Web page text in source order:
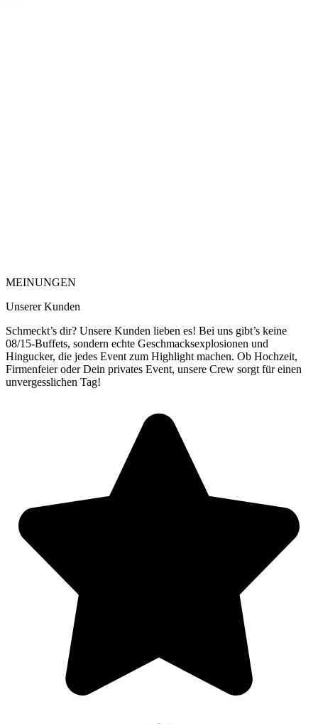
MEINUNGEN
Unserer Kunden
Schmeckt’s dir? Unsere Kunden lieben es! Bei uns gibt’s keine
08/15-Buffets, sondern echte Geschmacksexplosionen und
Hingucker, die jedes Event zum Highlight machen. Ob Hochzeit,
Firmenfeier oder Dein privates Event, unsere Crew sorgt füreinen
unvergesslichen Tag!